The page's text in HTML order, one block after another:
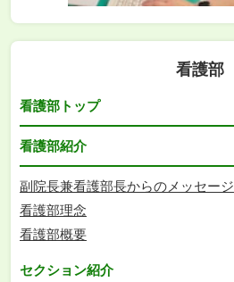
看護部
看護部トップ
看護部紹介
副院長兼看護部長からのメッセージ
看護部理念
看護部概要
セクション紹介